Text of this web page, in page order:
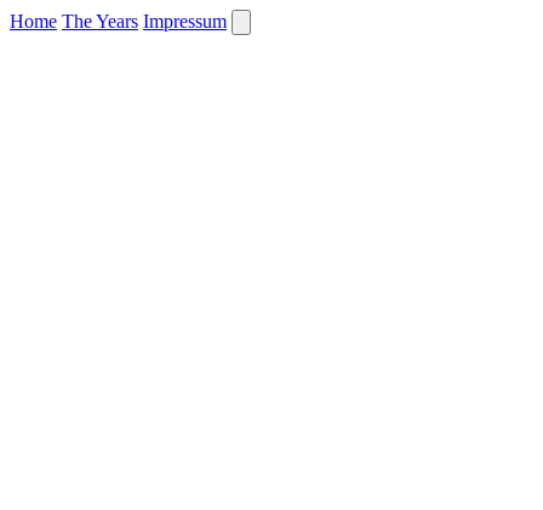
Home The Years Impressum